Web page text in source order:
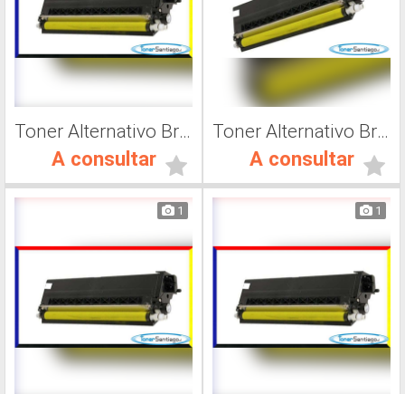
Toner Alternativo Brother TN 315Y, Impresora Láser
A consultar
Toner Alternativo Brother TN 315K, Impresora Láser
A consultar
1 1